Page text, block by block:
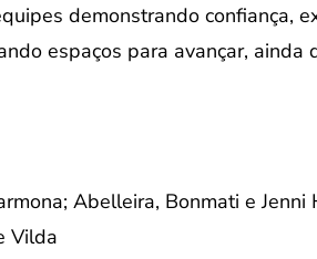
demonstrando confiança,
espaços para avançar, ainda
Abelleira, Bonmati e
Vilda